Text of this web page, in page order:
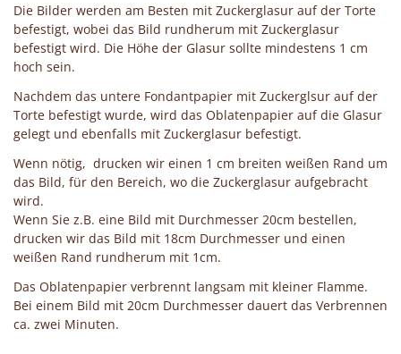
Die Bilder werden am Besten mit Zuckerglasur auf der Torte
befestigt, wobei das Bild rundherum mit Zuckerglasur
befestigt wird. Die Höhe der Glasur sollte mindestens 1 cm
hoch sein.
Nachdem das untere Fondantpapier mit Zuckerglsur auf der
Torte befestigt wurde, wird das Oblatenpapier auf die Glasur
gelegt und ebenfalls mit Zuckerglasur befestigt.
Wenn nötig, drucken wir einen 1 cm breiten weißen Rand um
das Bild, für den Bereich, wo die Zuckerglasur aufgebracht
wird.
Wenn Sie z.B. eine Bild mit Durchmesser 20cm bestellen,
drucken wir das Bild mit 18cm Durchmesser und einen
weißen Rand rundherum mit 1cm.
Das Oblatenpapier verbrennt langsam mit kleiner Flamme.
Bei einem Bild mit 20cm Durchmesser dauert das Verbrennen
ca. zwei Minuten.